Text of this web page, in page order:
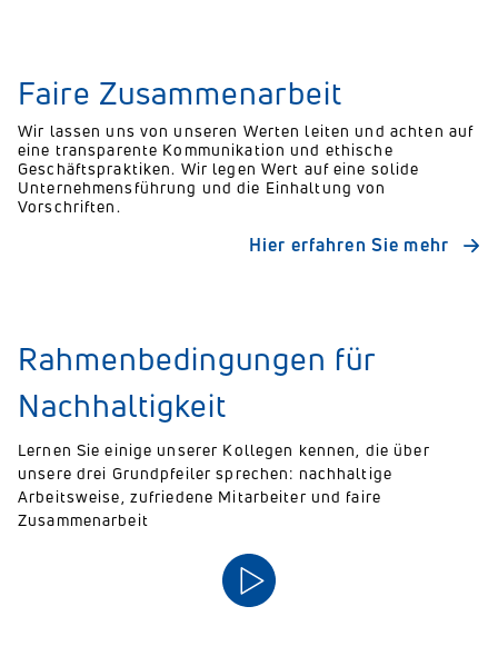
Faire Zusammenarbeit
Wir lassen uns von unseren Werten leiten und achten auf
eine transparente Kommunikation und ethische
Geschäftspraktiken. Wir legen Wert auf eine solide
Unternehmensführung und die Einhaltung von
Vorschriften.
Hier erfahren Sie mehr
Rahmenbedingungen für
Nachhaltigkeit
Lernen Sie einige unserer Kollegen kennen, die über
unsere drei Grundpfeiler sprechen: nachhaltige
Arbeitsweise, zufriedene Mitarbeiter und faire
Zusammenarbeit